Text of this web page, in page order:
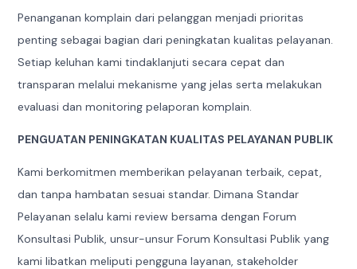
Penanganan komplain dari pelanggan menjadi prioritas
penting sebagai bagian dari peningkatan kualitas pelayanan.
Setiap keluhan kami tindaklanjuti secara cepat dan
transparan melalui mekanisme yang jelas serta melakukan
evaluasi dan monitoring pelaporan komplain.
PENGUATAN PENINGKATAN KUALITAS PELAYANAN PUBLIK
Kami berkomitmen memberikan pelayanan terbaik, cepat,
dan tanpa hambatan sesuai standar. Dimana Standar
Pelayanan selalu kami review bersama dengan Forum
Konsultasi Publik, unsur-unsur Forum Konsultasi Publik yang
kami libatkan meliputi pengguna layanan, stakeholder